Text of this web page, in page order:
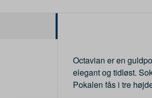
Octavian er en
elegant og tidløst.
Pokalen fås i tre